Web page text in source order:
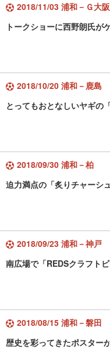
2018/11/03 浦和－Ｇ大阪
トークショーに西野朗氏が
2018/10/20 浦和－鹿島
とってもおとなしいヤギの
2018/09/30 浦和－柏
迫力満点の「炙りチャーシ
2018/09/23 浦和－神戸
南広場で「REDSクラフト
2018/08/15 浦和－磐田
歴史を彩ってきたポスター